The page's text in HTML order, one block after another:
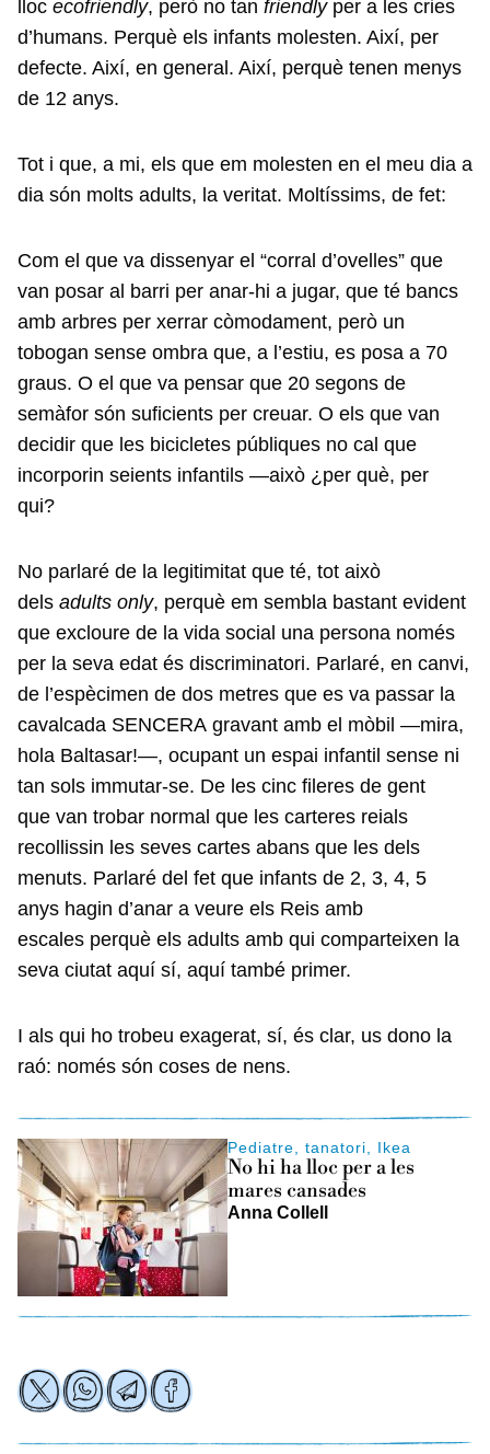
lloc ecofriendly, però no tan friendlyper a les cries
d’humans. Perquè els infants molesten. Així, per
defecte. Així, en general. Així, perquè tenen menys
de 12 anys.
Tot i que, a mi, els que em molesten en el meu dia a
dia són molts adults, la veritat. Moltíssims, de fet:
Com el que va dissenyar el “corral d’ovelles” que
van posar al barri per anar-hi a jugar, que té bancs
amb arbres per xerrar còmodament, però un
tobogan sense ombra que, a l’estiu, es posa a 70
graus. O el que va pensar que 20 segons de
semàfor són suficients per creuar. O els que van
decidir que les bicicletes públiques no cal que
incorporin seients infantils —això ¿per què, per
qui?
No parlaré de la legitimitat que té, tot això
dels adults only, perquè em sembla bastant evident
que excloure de la vida social una persona només
per la seva edat és discriminatori. Parlaré, en canvi,
de l’espècimen de dos metres que es va passar la
cavalcada SENCERA gravant amb el mòbil —mira,
hola Baltasar!—, ocupant un espai infantil sense ni
tan sols immutar-se. De les cinc fileres de gent
que van trobar normal que les carteres reials
recollissin les seves cartes abans que les dels
menuts. Parlaré del fet que infants de 2, 3, 4, 5
anys hagin d’anar a veure els Reis amb
escales perquè els adults amb qui comparteixen la
seva ciutat aquí sí, aquí també primer.
I als qui ho trobeu exagerat, sí, és clar, us dono la
raó: només són coses de nens.
Pediatre, tanatori, Ikea
No hi ha lloc per a les
mares cansades
Anna Collell